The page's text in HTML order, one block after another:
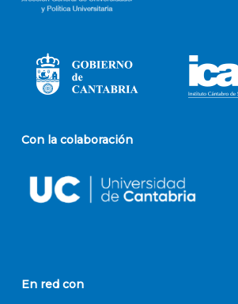
Con la colaboración
En red con